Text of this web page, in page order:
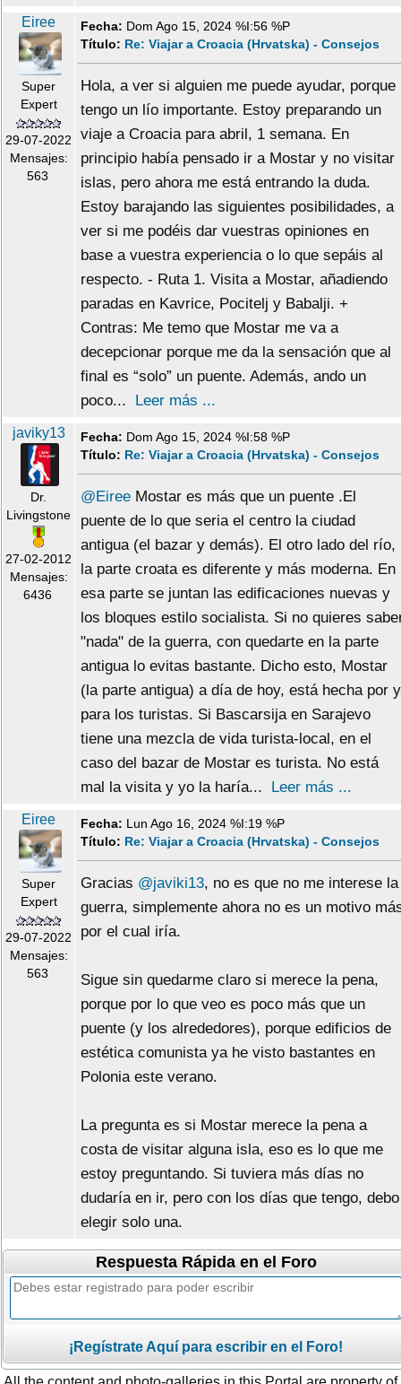
Eiree
Super
Expert
29-07-2022
Mensajes:
563
Fecha: Dom Ago 15, 2024 %I:56 %P
Título: Re: Viajar a Croacia (Hrvatska) - Consejos
Hola, a ver si alguien me puede ayudar, porque
tengo un lío importante. Estoy preparando un
viaje a Croacia para abril, 1 semana. En
principio había pensado ir a Mostar y no visitar
islas, pero ahora me está entrando la duda.
Estoy barajando las siguientes posibilidades, a
ver si me podéis dar vuestras opiniones en
base a vuestra experiencia o lo que sepáis al
respecto. - Ruta 1. Visita a Mostar, añadiendo
paradas en Kavrice, Pocitelj y Babalji. +
Contras: Me temo que Mostar me va a
decepcionar porque me da la sensación que al
final es “solo” un puente. Además, ando un
poco...
Leer más ...
javiky13
Dr.
Livingstone
27-02-2012
Mensajes:
6436
Fecha: Dom Ago 15, 2024 %I:58 %P
Título: Re: Viajar a Croacia (Hrvatska) - Consejos
@Eiree Mostar es más que un puente .El
puente de lo que seria el centro la ciudad
antigua (el bazar y demás). El otro lado del río,
la parte croata es diferente y más moderna. En
esa parte se juntan las edificaciones nuevas y
los bloques estilo socialista. Si no quieres
"nada" de la guerra, con quedarte en la parte
antigua lo evitas bastante. Dicho esto, Mostar
(la parte antigua) a día de hoy, está hecha por y
para los turistas. Si Bascarsija en Sarajevo
tiene una mezcla de vida turista-local, en el
caso del bazar de Mostar es turista. No está
mal la visita y yo la haría...
Leer más ...
Eiree
Super
Expert
29-07-2022
Mensajes:
563
Fecha: Lun Ago 16, 2024 %I:19 %P
Título: Re: Viajar a Croacia (Hrvatska) - Consejos
Gracias @javiki13, no es que no me interese la
guerra, simplemente ahora no es un motivo
por el cual iría.
Sigue sin quedarme claro si merece la pena,
porque por lo que veo es poco más que un
puente (y los alrededores), porque edificios de
estética comunista ya he visto bastantes en
Polonia este verano.
La pregunta es si Mostar merece la pena a
costa de visitar alguna isla, eso es lo que me
estoy preguntando. Si tuviera más días no
dudaría en ir, pero con los días que tengo, debo
elegir solo una.
Respuesta Rápida en el Foro
¡Regístrate Aquí para escribir en el Foro!